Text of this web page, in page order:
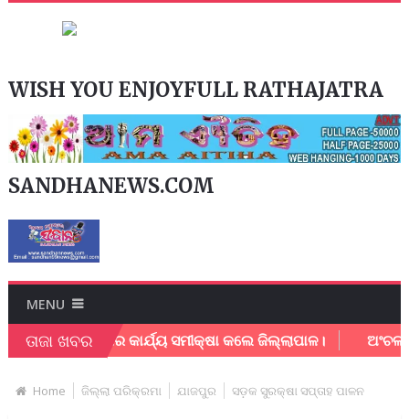
WISH YOU ENJOYFULL RATHAJATRA
SANDHANEWS.COM
MENU
ତାଜା ଖବର
ନିଗମର କାର୍ଯ୍ୟ ସମୀକ୍ଷା କଲେ ଜିଲ୍ଲାପାଳ। ଅଂଚଳ
Home ଜିଲ୍ଲା ପରିକ୍ରମା ଯାଜପୁର ସଡ଼କ ସୁରକ୍ଷା ସପ୍ତାହ ପାଳନ